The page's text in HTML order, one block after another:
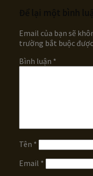
Email của bạn sẽ
trường bắt buộc
Bình luận *
Tên *
Email *